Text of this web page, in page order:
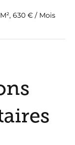
630 € / Mois